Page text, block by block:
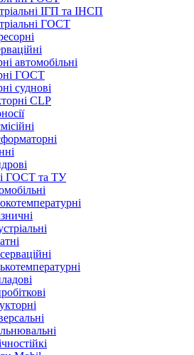
ІГП та ІНСП
ГОСТ
автомобільні
ГОСТ
суднові
CLP
ГОСТ та ТУ